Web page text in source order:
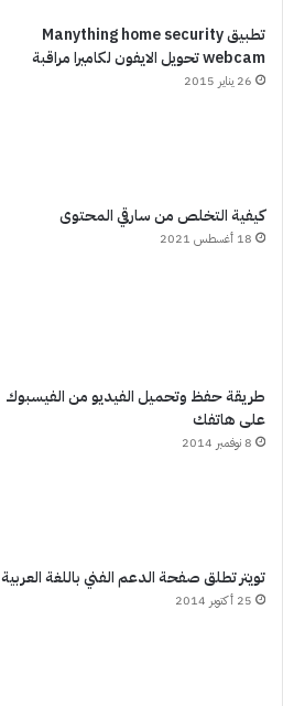
تطبيق Manything home security
webcam تحويل الايفون لكاميرا مراقبة
26 يناير 2015
كيفية التخلص من سارقي المحتوى
18 أغسطس 2021
طريقة حفظ وتحميل الفيديو من الفيسبوك
على هاتفك
8 نوفمبر 2014
تويتر تطلق صفحة الدعم الفني باللغة العربية
25 أكتوبر 2014